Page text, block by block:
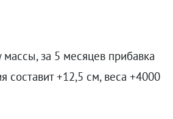
массы, за 5 месяцев прибавка
составит +12,5 см, веса +4000